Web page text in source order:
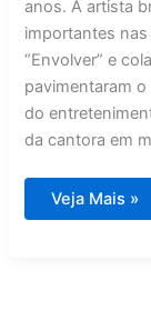
anos. A artista
importantes
“Envolver” e
pavimentaram
do
da cantora em
Anitta
fecha
Veja Mais »